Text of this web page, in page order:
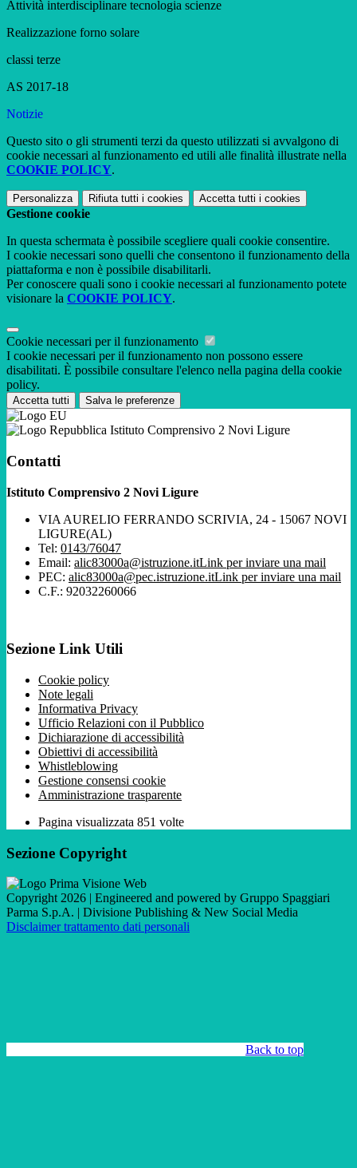
Attività interdisciplinare tecnologia scienze
Realizzazione forno solare
classi terze
AS 2017-18
Notizie
Questo sito o gli strumenti terzi da questo utilizzati si avvalgono di
cookie necessari al funzionamento ed utili alle finalità illustrate nella
COOKIE POLICY.
Personalizza Rifiuta tutti i cookies Accetta tutti i cookies
Gestione cookie
In questa schermata è possibile scegliere quali cookie consentire.
I cookie necessari sono quelli che consentono il funzionamento della
piattaforma e non è possibile disabilitarli.
Per conoscere quali sono i cookie necessari al funzionamento potete
visionare la COOKIE POLICY.
Cookie necessari per il funzionamento
I cookie necessari per il funzionamento non possono essere
disabilitati. È possibile consultare l'elenco nella pagina della cookie
policy.
Accetta tutti Salva le preferenze
Istituto Comprensivo 2 Novi Ligure
Contatti
Istituto Comprensivo 2 Novi Ligure
VIA AURELIO FERRANDO SCRIVIA, 24 - 15067 NOVI
LIGURE(AL)
Tel: 0143/76047
Email: alic83000a@istruzione.itLink per inviare una mail
PEC: alic83000a@pec.istruzione.itLink per inviare una mail
C.F.: 92032260066
Sezione Link Utili
Cookie policy
Note legali
Informativa Privacy
Ufficio Relazioni con il Pubblico
Dichiarazione di accessibilità
Obiettivi di accessibilità
Whistleblowing
Gestione consensi cookie
Amministrazione trasparente
Pagina visualizzata 851 volte
Sezione Copyright
Copyright 2026 | Engineered and powered by Gruppo Spaggiari
Parma S.p.A. | Divisione Publishing & New Social Media
Disclaimer trattamento dati personali
Back to top